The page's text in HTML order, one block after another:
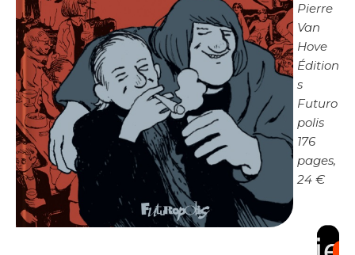
Pierre
Van
Hove
Édition
s
Futuro
polis
176
pages,
24 €